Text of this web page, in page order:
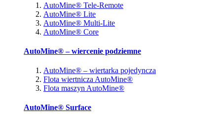
AutoMine® Tele-Remote
AutoMine® Lite
AutoMine® Multi-Lite
AutoMine® Core
AutoMine® – wiercenie podziemne
AutoMine® – wiertarka pojedyncza
Flota wiertnicza AutoMine®
Flota maszyn AutoMine®
AutoMine® Surface